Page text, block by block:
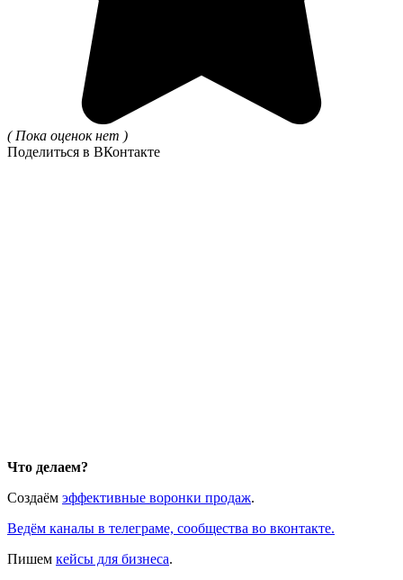
( Пока оценок нет )
Поделиться в ВКонтакте
Что делаем?
Создаём эффективные воронки продаж.
Ведём каналы в телеграме, сообщества во вконтакте.
Пишем кейсы для бизнеса.